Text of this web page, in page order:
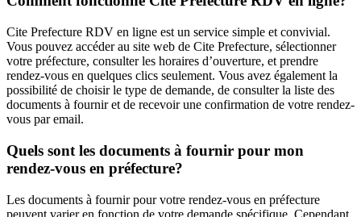
Cite Prefecture RDV en ligne est un service simple et convivial.
Vous pouvez accéder au site web de Cite Prefecture, sélectionner
votre préfecture, consulter les horaires d’ouverture, et prendre
rendez-vous en quelques clics seulement. Vous avez également la
possibilité de choisir le type de demande, de consulter la liste des
documents à fournir et de recevoir une confirmation de votre rendez-
vous par email.
Quels sont les documents à fournir pour mon
rendez-vous en préfecture?
Les documents à fournir pour votre rendez-vous en préfecture
peuvent varier en fonction de votre demande spécifique. Cependant,